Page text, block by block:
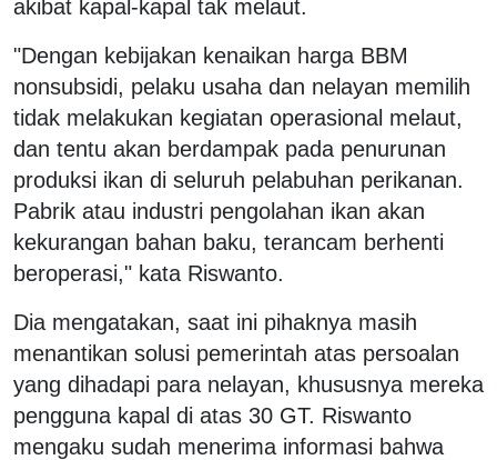
akibat kapal-kapal tak melaut.
"Dengan kebijakan kenaikan harga BBM
nonsubsidi, pelaku usaha dan nelayan memilih
tidak melakukan kegiatan operasional melaut,
dan tentu akan berdampak pada penurunan
produksi ikan di seluruh pelabuhan perikanan.
Pabrik atau industri pengolahan ikan akan
kekurangan bahan baku, terancam berhenti
beroperasi," kata Riswanto.
Dia mengatakan, saat ini pihaknya masih
menantikan solusi pemerintah atas persoalan
yang dihadapi para nelayan, khususnya mereka
pengguna kapal di atas 30 GT. Riswanto
mengaku sudah menerima informasi bahwa